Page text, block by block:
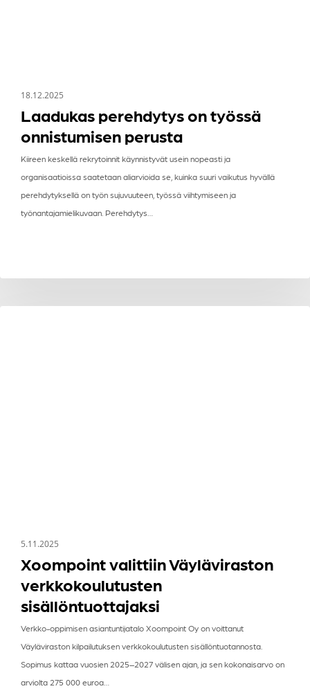
18.12.2025
Laadukas perehdytys on työssä
onnistumisen perusta
Kiireen keskellä rekrytoinnit käynnistyvät usein nopeasti ja
organisaatioissa saatetaan aliarvioida se, kuinka suuri vaikutus hyvällä
perehdytyksellä on työn sujuvuuteen, työssä viihtymiseen ja
työnantajamielikuvaan. Perehdytys…
5.11.2025
Xoompoint valittiin Väyläviraston
verkkokoulutusten
sisällöntuottajaksi
Verkko-oppimisen asiantuntijatalo Xoompoint Oy on voittanut
Väyläviraston kilpailutuksen verkkokoulutusten sisällöntuotannosta.
Sopimus kattaa vuosien 2025–2027 välisen ajan, ja sen kokonaisarvo on
arviolta 275 000 euroa…